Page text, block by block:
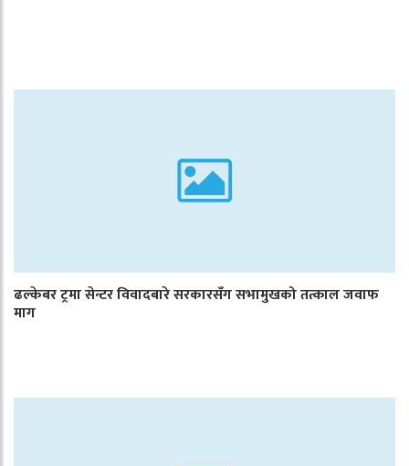
ढल्केबर ट्रमा सेन्टर विवादबारे सरकारसँग सभामुखको तत्काल जवाफ
माग